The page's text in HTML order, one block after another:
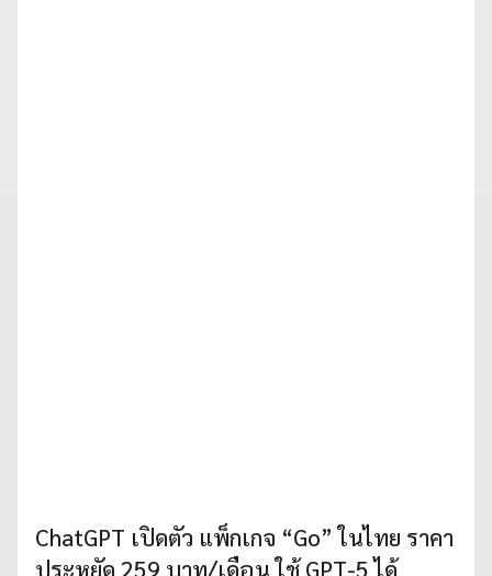
ChatGPT เปิดตัว แพ็กเกจ “Go” ในไทย ราคา
ประหยัด 259 บาท/เดือน ใช้ GPT-5 ได้